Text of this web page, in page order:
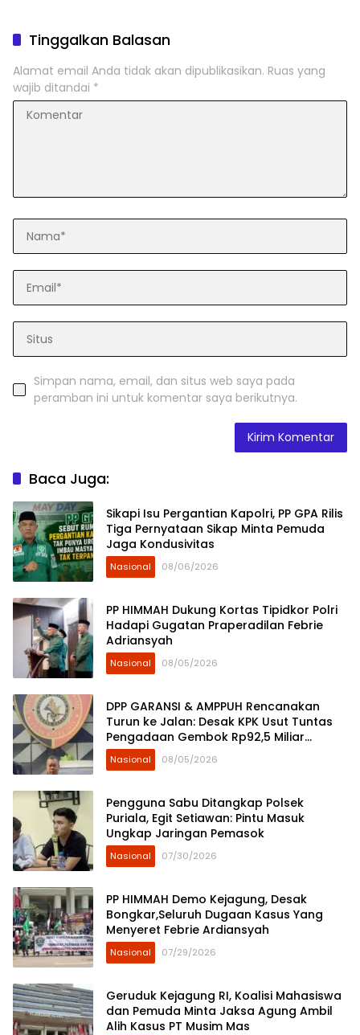
Tinggalkan Balasan
Alamat email Anda tidak akan dipublikasikan. Ruas yang
wajib ditandai *
Simpan nama, email, dan situs web saya pada
peramban ini untuk komentar saya berikutnya.
Baca Juga:
Sikapi Isu Pergantian Kapolri, PP GPA Rilis
Tiga Pernyataan Sikap Minta Pemuda
Jaga Kondusivitas
Nasional 08/06/2026
PP HIMMAH Dukung Kortas Tipidkor Polri
Hadapi Gugatan Praperadilan Febrie
Adriansyah
Nasional 08/05/2026
DPP GARANSI & AMPPUH Rencanakan
Turun ke Jalan: Desak KPK Usut Tuntas
Pengadaan Gembok Rp92,5 Miliar
Ditjenpas
Nasional 08/05/2026
Pengguna Sabu Ditangkap Polsek
Puriala, Egit Setiawan: Pintu Masuk
Ungkap Jaringan Pemasok
Nasional 07/30/2026
PP HIMMAH Demo Kejagung, Desak
Bongkar,Seluruh Dugaan Kasus Yang
Menyeret Febrie Ardiansyah
Nasional 07/29/2026
Geruduk Kejagung RI, Koalisi Mahasiswa
dan Pemuda Minta Jaksa Agung Ambil
Alih Kasus PT Musim Mas